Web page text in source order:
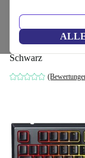
Razer
Schwarz